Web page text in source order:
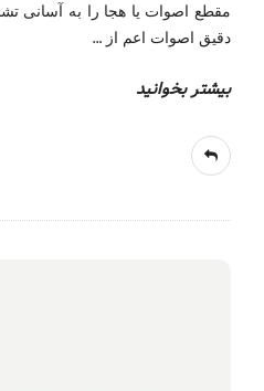
مقطع اصوات یا هجا را به آسانی
دقیق اصوات اعم از …
بیشتر بخوانید